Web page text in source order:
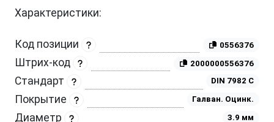
Характеристики:
Код позиции 0556376
Штрих-код 2000000556376
Стандарт DIN 7982 C
Покрытие Галван. Оцинк.
Диаметр 3.9 мм